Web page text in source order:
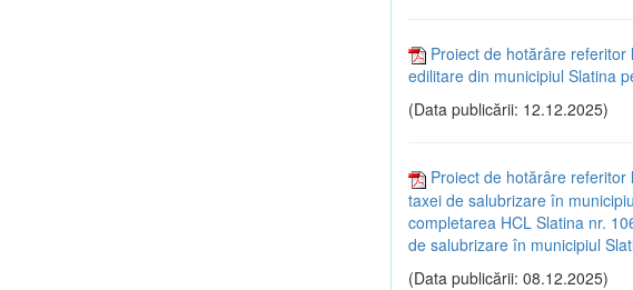
Proiect de hotărâre
edilitare din municipiul Slatina
(Data publicării: 12.12.2025)
Proiect de hotărâre
taxei de salubrizare în
completarea HCL Slatina nr.
de salubrizare în municipiul
(Data publicării: 08.12.2025)